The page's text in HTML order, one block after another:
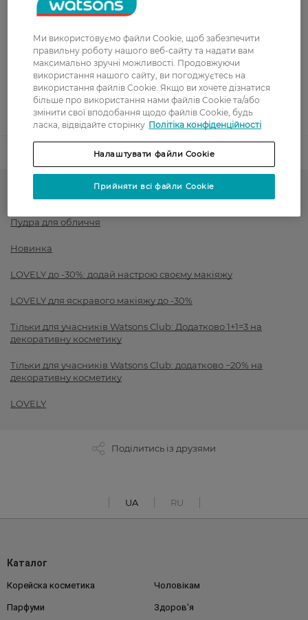
Оплата карткою
Післяоплата
Показати більше
Тон для обличчя і рум'яна
Пудра для обличчя
Новинка
LOVELY до -30%: додай настрою своєму макіяжу
LOVELY для яскравого макіяжу до -30%
Тільки для учасників Watsons Club: Додатково 1+1=3 на
декоративну косметику
Тільки для учасників Watsons Club: додатково −20% на
декоративну косметику
LOVELY
Поділитись із друзями
UA RU
Каталог
Корейска косметика Чоловікам
Парфуми Здоров'я
Ми використовуємо файли Cookie, щоб забезпечити
правильну роботу нашого веб-сайту та надати вам
максимально зручні можливості. Продовжуючи
використання нашого сайту, ви погоджуєтесь на
використання файлів Cookie. Якщо ви хочете дізнатися
більше про використання нами файлів Cookie та/або
змінити свої вподобання щодо файлів Cookie, будь
ласка, відвідайте сторінку Політіка конфіденційності
Налаштувати файли Cookie
Прийняти всі файли Cookie